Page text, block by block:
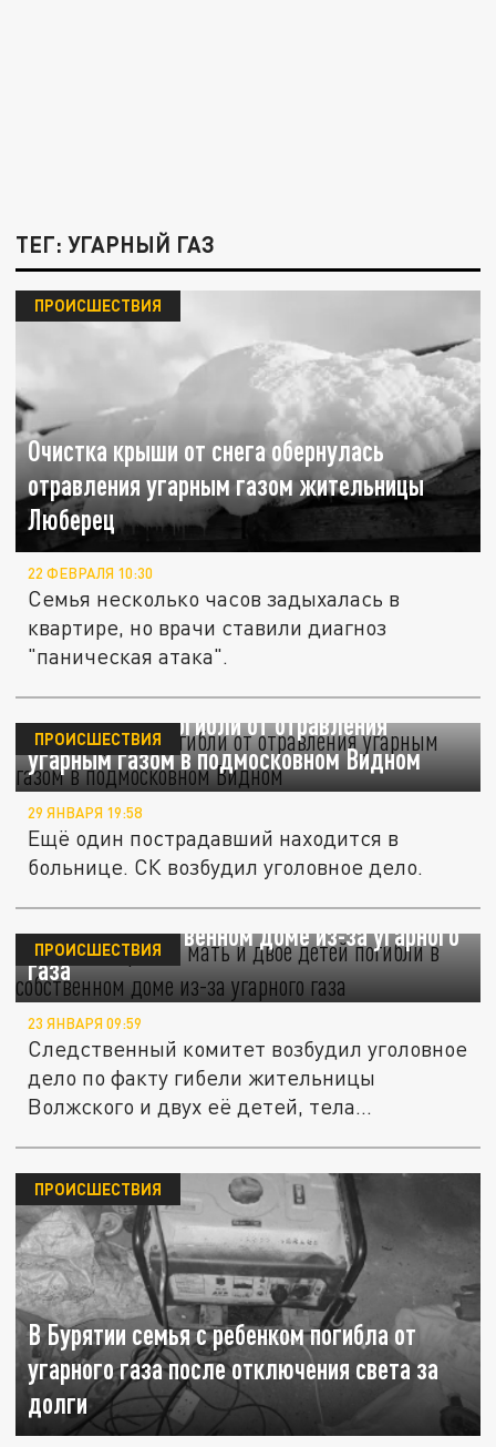
ТЕГ: УГАРНЫЙ ГАЗ
Очистка крыши от снега обернулась
отравления угарным газом жительницы
Люберец
ПРОИСШЕСТВИЯ
22 ФЕВРАЛЯ 10:30
Семья несколько часов задыхалась в
квартире, но врачи ставили диагноз
"паническая атака".
Три мигранта погибли от отравления
угарным газом в подмосковном Видном
ПРОИСШЕСТВИЯ
29 ЯНВАРЯ 19:58
Ещё один пострадавший находится в
больнице. СК возбудил уголовное дело.
Под Волгоградом мать и двое детей
погибли в собственном доме из-за угарного
газа
ПРОИСШЕСТВИЯ
23 ЯНВАРЯ 09:59
Следственный комитет возбудил уголовное
дело по факту гибели жительницы
Волжского и двух её детей, тела...
В Бурятии семья с ребенком погибла от
угарного газа после отключения света за
долги
ПРОИСШЕСТВИЯ